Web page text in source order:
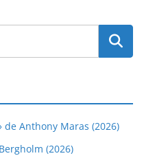
de Anthony Maras (2026)
(2026)